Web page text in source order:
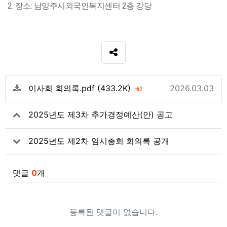
2. 장소: 남양주시외국인복지센터 2층 강당
SNS 공유
관련자료
이사회 회의록.pdf 파일크기
(433.2K) 67회 다운로드
등록일
2026.03.03
2025년도 제3차 추가경정예산(안) 공고
2025년도 제2차 임시총회 회의록 공개
댓글 0개
등록된 댓글이 없습니다.